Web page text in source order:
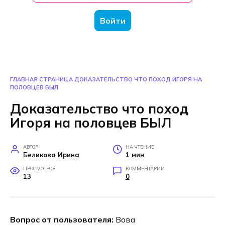
Войти
ГЛАВНАЯ СТРАНИЦА ДОКАЗАТЕЛЬСТВО ЧТО ПОХОД ИГОРЯ НА
ПОЛОВЦЕВ БЫЛ
Доказательство что поход
Игоря на половцев БЫЛ
АВТОР
Беликова Ирина
НА ЧТЕНИЕ
1 мин
ПРОСМОТРОВ
13
КОММЕНТАРИИ
0
Вопрос от пользователя: Вова